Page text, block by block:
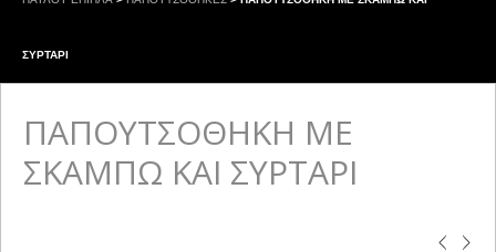
ΣΥΡΤΑΡΙ
ΠΑΠΟΥΤΣΟΘΗΚΗ ΜΕ
ΣΚΑΜΠΩ ΚΑΙ ΣΥΡΤΑΡΙ